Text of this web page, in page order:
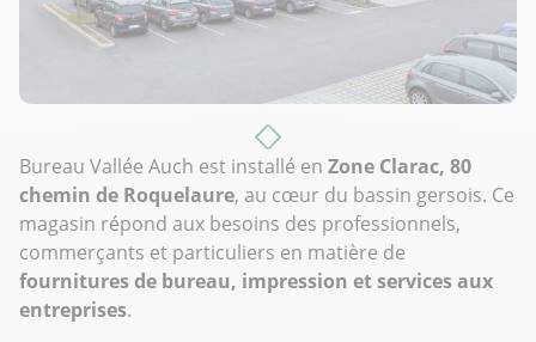
Bureau Vallée Auch est installé en Zone Clarac, 80
chemin de Roquelaure, au cœur du bassin gersois. Ce
magasin répond aux besoins des professionnels,
commerçants et particuliers en matière de
fournitures de bureau, impression et services aux
entreprises.